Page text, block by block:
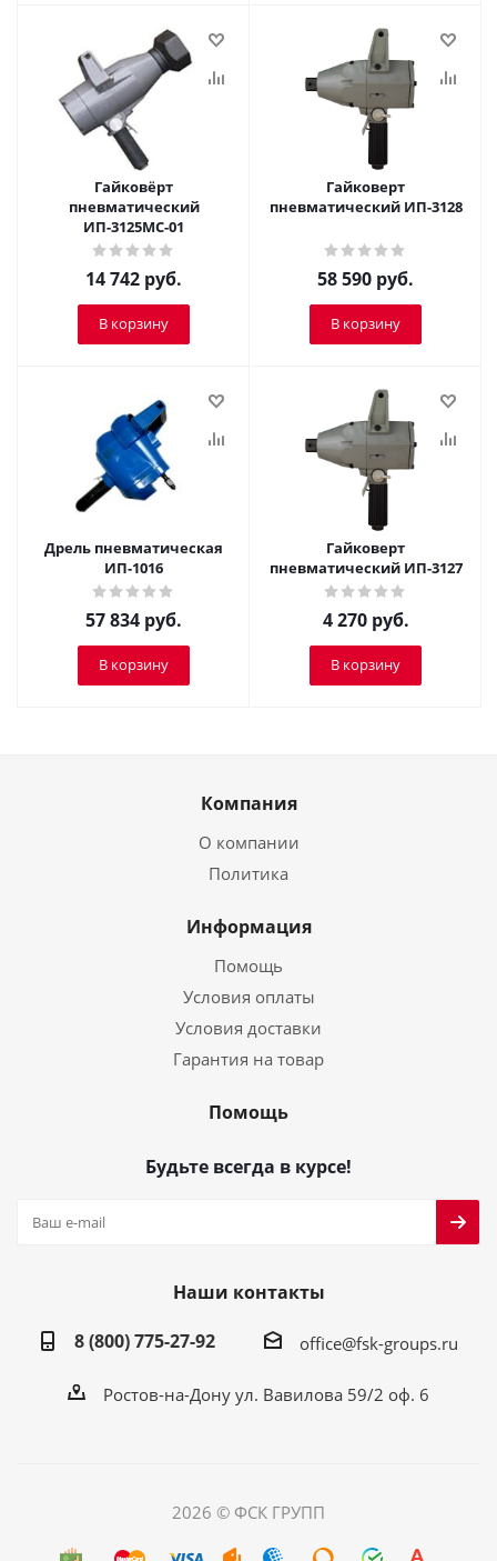
Гайковёрт
пневматический
ИП-3125МС-01
14 742 руб.
В корзину
Гайковерт
пневматический ИП-3128
58 590 руб.
В корзину
Дрель пневматическая
ИП-1016
57 834 руб.
В корзину
Гайковерт
пневматический ИП-3127
4 270руб.
В корзину
Компания
О компании
Политика
Информация
Помощь
Условия оплаты
Условия доставки
Гарантия на товар
Помощь
Будьте всегда в курсе!
Наши контакты
8 (800) 775-27-92
office@fsk-groups.ru
Ростов-на-Дону ул. Вавилова 59/2 оф. 6
2026 © ФСК ГРУПП